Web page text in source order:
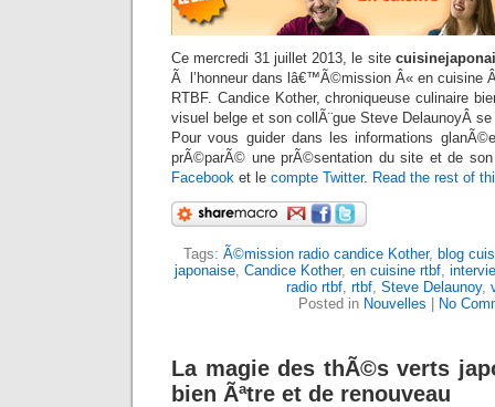
Ce mercredi 31 juillet 2013, le site
Ã l’honneur dans lâ€™Ã©mission Â« en cuisine
RTBF. Candice Kother, chroniqueuse culinaire
visuel belge et son collÃ¨gue Steve DelaunoyÂ se
Pour vous guider dans les informations
prÃ©parÃ© une prÃ©sentation du site et de
Facebook et le compte Twitter. Read the rest of
Tags: Ã©mission radio candice Kother, blog
japonaise Candice Kother, en cuisine rtbf
radio rtbf rtbf Steve Delaunoy,
Posted in Nouvelles | No
La magie des thÃ©s verts
bien Ãªtre et de renouveau